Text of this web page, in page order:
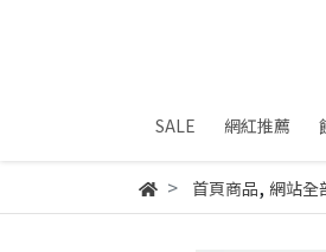
SALE 網紅推薦
首頁商品, 網站全